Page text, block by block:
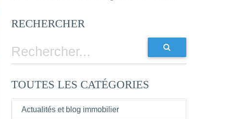
RECHERCHER
TOUTES LES CATÉGORIES
Actualités et blog immobilier